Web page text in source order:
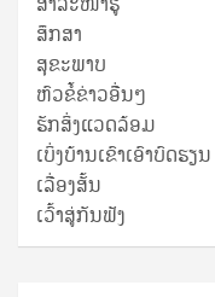
ສຶກສາ
ສຸ​ຂະ​ພາບ
ຫົວຂໍ້ຂ່າວອື່ນໆ
ຮັກສິ່ງແວດລ້ອມ
ເບິ່ງບ້ານເຂົາເອົາບົດຮຽນ
ເລື່ອງສັ້ນ
ເວົ້າສູ່ກັນຟັງ